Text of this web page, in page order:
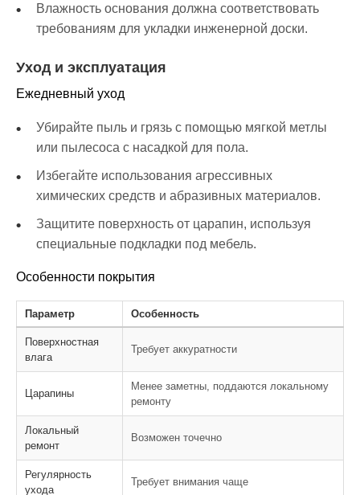
Влажность основания должна соответствовать
требованиям для укладки инженерной доски.
Уход и эксплуатация
Ежедневный уход
Убирайте пыль и грязь с помощью мягкой метлы
или пылесоса с насадкой для пола.
Избегайте использования агрессивных
химических средств и абразивных материалов.
Защитите поверхность от царапин, используя
специальные подкладки под мебель.
Особенности покрытия
Параметр Особенность
Поверхностная
влага
Требует аккуратности
Царапины
Менее заметны, поддаются локальному
ремонту
Локальный
ремонт
Возможен точечно
Регулярность
ухода
Требует внимания чаще